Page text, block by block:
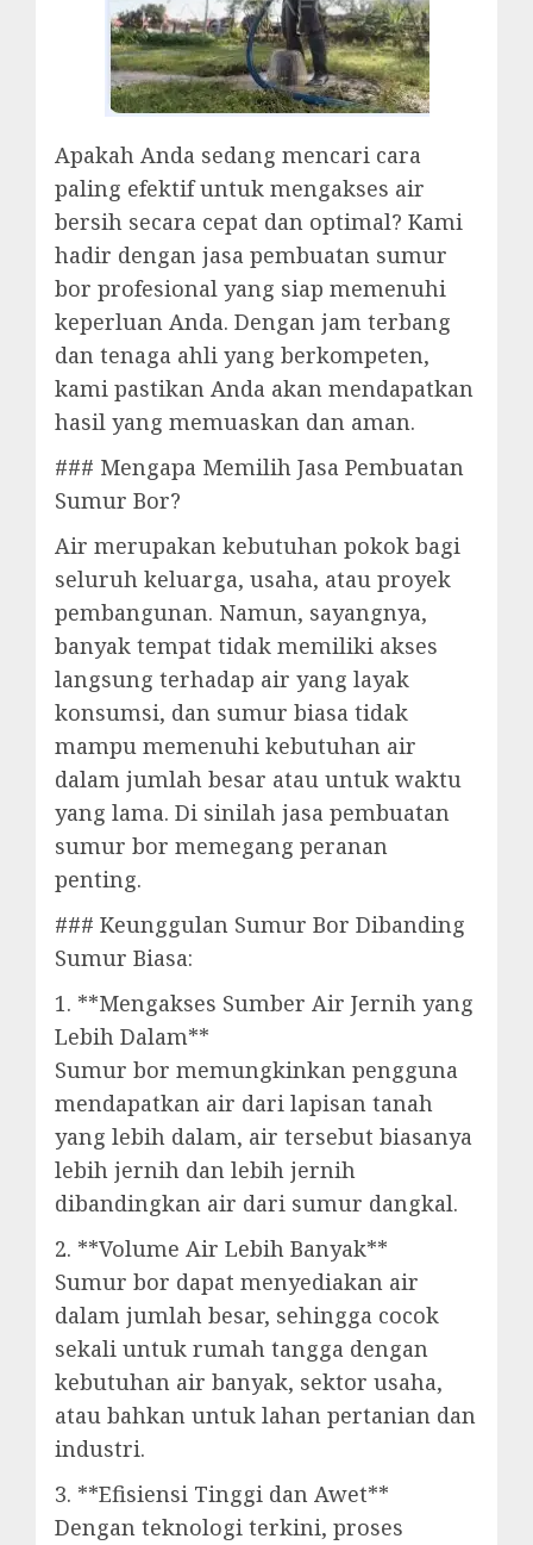
Apakah Anda sedang mencari cara
paling efektif untuk mengakses air
bersih secara cepat dan optimal? Kami
hadir dengan jasa pembuatan sumur
bor profesional yang siap memenuhi
keperluan Anda. Dengan jam terbang
dan tenaga ahli yang berkompeten,
kami pastikan Anda akan mendapatkan
hasil yang memuaskan dan aman.
### Mengapa Memilih Jasa Pembuatan
Sumur Bor?
Air merupakan kebutuhan pokok bagi
seluruh keluarga, usaha, atau proyek
pembangunan. Namun, sayangnya,
banyak tempat tidak memiliki akses
langsung terhadap air yang layak
konsumsi, dan sumur biasa tidak
mampu memenuhi kebutuhan air
dalam jumlah besar atau untuk waktu
yang lama. Di sinilah jasa pembuatan
sumur bor memegang peranan
penting.
### Keunggulan Sumur Bor Dibanding
Sumur Biasa:
1. **Mengakses Sumber Air Jernih yang
Lebih Dalam**
Sumur bor memungkinkan pengguna
mendapatkan air dari lapisan tanah
yang lebih dalam, air tersebut biasanya
lebih jernih dan lebih jernih
dibandingkan air dari sumur dangkal.
2. **Volume Air Lebih Banyak**
Sumur bor dapat menyediakan air
dalam jumlah besar, sehingga cocok
sekali untuk rumah tangga dengan
kebutuhan air banyak, sektor usaha,
atau bahkan untuk lahan pertanian dan
industri.
3. **Efisiensi Tinggi dan Awet**
Dengan teknologi terkini, proses